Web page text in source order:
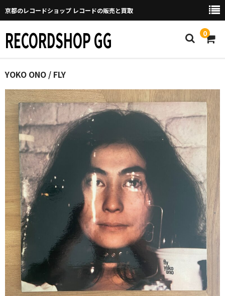
京都のレコードショップ レコードの販売と買取
RECORDSHOP GG 0
Home
マイページ
GGについて
買取について
取り置きなどについて
Categories
New Arrivals
新譜
GG RECORD （当店のレーベル）
全商品
JAZZ-US
YOKO ONO / FLY